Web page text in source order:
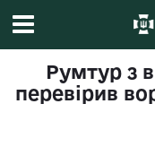
Румтур з
перевірив